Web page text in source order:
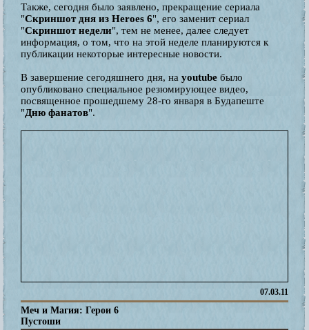
Также, сегодня было заявлено, прекращение сериала
"Скриншот дня из Heroes 6", его заменит сериал
"Скриншот недели", тем не менее, далее следует
информация, о том, что на этой неделе планируются к
публикации некоторые интересные новости.
В завершение сегодяшнего дня, на youtube было
опубликовано специальное резюмирующее видео,
посвященное прошедшему 28-го января в Будапеште
"Дню фанатов".
07.03.11
Меч и Магия: Герои 6
Пустоши